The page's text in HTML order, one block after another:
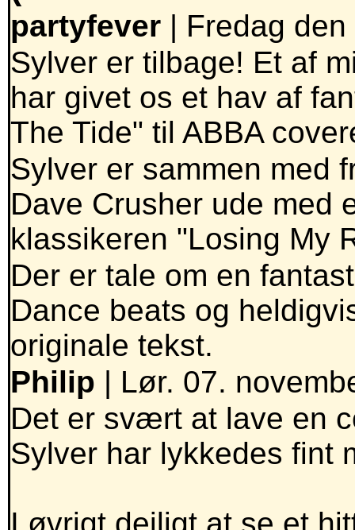
partyfever | Fredag
Sylver er tilbage! Et af
har givet os et hav af
The Tide" til ABBA
Sylver er sammen med
Dave Crusher ude med
klassikeren "Losing My
Der er tale om en
Dance beats og
originale tekst.
Philip | Lør. 07.
Det er svært at lave en
Sylver har lykkedes fint
I øvrigt dejligt at se et